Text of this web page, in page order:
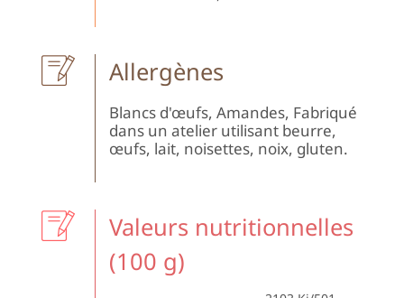
Allergènes
Blancs d'œufs, Amandes, Fabriqué
dans un atelier utilisant beurre,
œufs, lait, noisettes, noix, gluten.
Valeurs nutritionnelles
(100 g)